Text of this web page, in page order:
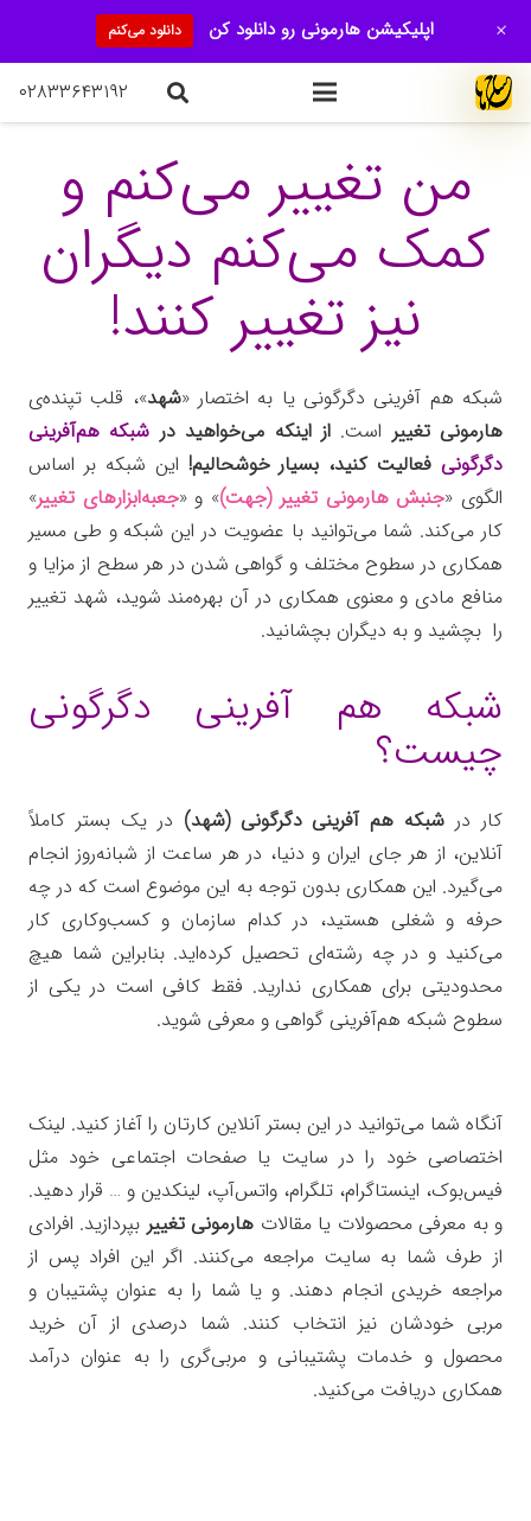
۰۲۸۳۳۶۴۳۱۹۲
من تغییر می‌کنم و
کمک می‌کنم دیگران
نیز تغییر کنند!
شبکه هم آفرینی دگرگونی یا به اختصار «شهد»، قلب تپنده‌ی
هارمونی تغییر است.از اینکه می‌خواهید در شبکه هم‌آفرینی
دگرگونی فعالیت کنید، بسیار خوشحالیم! این شبکه بر اساس
الگوی «جنبش هارمونی تغییر (جهت)» و «جعبه‌ابزارهای تغییر»
کار می‌کند. شما می‌توانید با عضویت در این شبکه و طی مسیر
همکاری در سطوح مختلف و گواهی شدن در هر سطح از مزایا و
منافع مادی و معنوی همکاری در آن بهره‌مند شوید، شهد تغییر
را بچشید و به دیگران بچشانید.
شبکه هم آفرینی دگرگونی
چیست؟
کار در شبکه هم آفرینی دگرگونی (شهد) در یک بستر کاملاً
آنلاین، از هر جای ایران و دنیا، در هر ساعت از شبانه‌روز انجام
می‌گیرد. این همکاری بدون توجه به این موضوع است که در چه
حرفه و شغلی هستید، در کدام سازمان و کسب‌وکاری کار
می‌کنید و در چه رشته‌ای تحصیل کرده‌اید. بنابراین شما هیچ
محدودیتی برای همکاری ندارید. فقط کافی است در یکی از
سطوح شبکه هم‌آفرینی گواهی و معرفی شوید.
آنگاه شما می‌توانید در این بستر آنلاین کارتان را آغاز کنید. لینک
اختصاصی خود را در سایت یا صفحات اجتماعی خود مثل
فیس‌بوک، اینستاگرام، تلگرام، واتس‌آپ، لینکدین و … قرار دهید.
و به معرفی محصولات یا مقالات هارمونی تغییر بپردازید. افرادی
از طرف شما به سایت مراجعه می‌کنند. اگر این افراد پس از
مراجعه خریدی انجام دهند. و یا شما را به عنوان پشتیبان و
مربی خودشان نیز انتخاب کنند. شما درصدی از آن خرید
محصول و خدمات پشتیبانی و مربی‌گری را به عنوان درآمد
همکاری دریافت می‌کنید.
اپلیکیشن هارمونی رو دانلود کن دانلود می‌کنم +